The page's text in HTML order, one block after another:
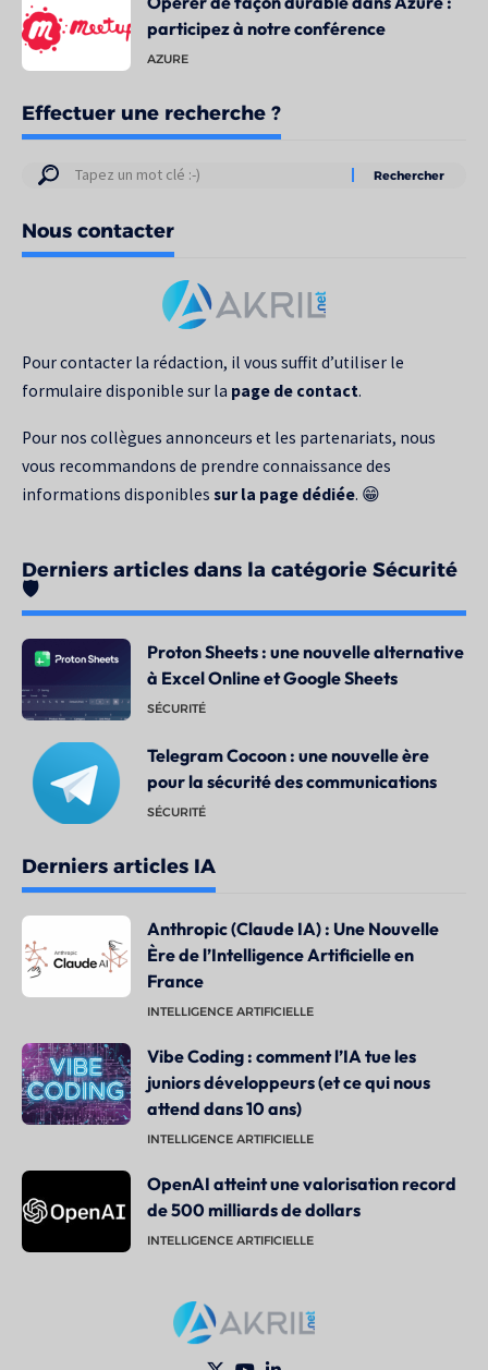
participez à notre conférence
AZURE
Effectuer une recherche ?
Résultats
votre
recherche
Nous contacter
Pour contacter la rédaction, il vous suffit d’utiliser le
formulaire disponible sur la page de contact.
Pour nos collègues annonceurs et les partenariats, nous
vous recommandons de prendre connaissance des
informations disponibles sur la page dédiée. 😁
Derniers articles dans la catégorie Sécurité
🛡️
Proton Sheets : une nouvelle alternative
à Excel Online et Google Sheets
SÉCURITÉ
Telegram Cocoon : une nouvelle ère
pour la sécurité des communications
SÉCURITÉ
Derniers articles IA
Anthropic (Claude IA) : Une Nouvelle
Ère de l’Intelligence Artificielle en
France
INTELLIGENCE ARTIFICIELLE
Vibe Coding : comment l’IA tue les
juniors développeurs (et ce qui nous
attend dans 10 ans)
INTELLIGENCE ARTIFICIELLE
OpenAI atteint une valorisation record
de 500 milliards de dollars
INTELLIGENCE ARTIFICIELLE